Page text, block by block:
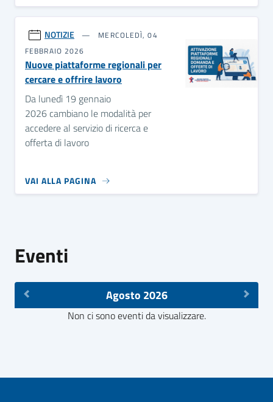
NOTIZIE
MERCOLEDÌ, 04
FEBBRAIO 2026
Nuove piattaforme regionali per
cercare e offrire lavoro
Da lunedì 19 gennaio
2026 cambiano le modalità per
accedere al servizio di ricerca e
offerta di lavoro
VAI ALLA PAGINA
Eventi
Agosto 2026
Non ci sono eventi da visualizzare.